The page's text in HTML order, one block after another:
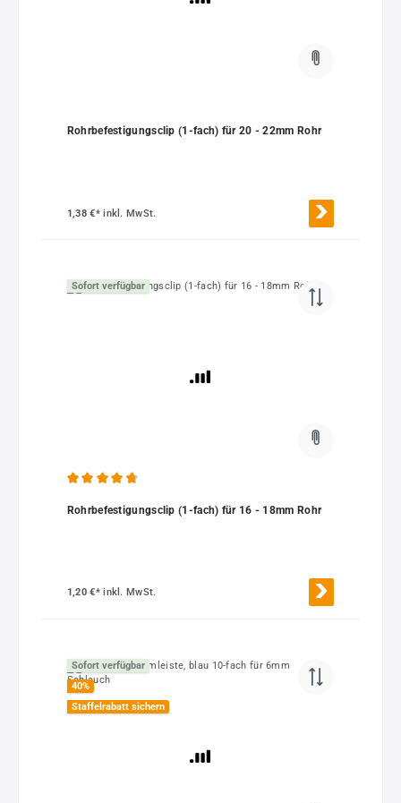
Rohrbefestigungsclip (1-fach) für 20 - 22mm Rohr
1,38 €*inkl. MwSt.
Sofort verfügbar
Rohrbefestigungsclip (1-fach) für 16 - 18mm Rohr
1,20 €*inkl. MwSt.
Sofort verfügbar
40%
Staffelrabatt sichern